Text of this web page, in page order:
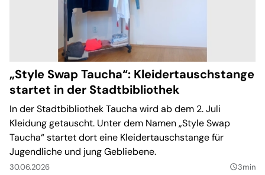
„Style Swap Taucha“: Kleidertauschstange
startet in der Stadtbibliothek
In der Stadtbibliothek Taucha wird ab dem 2. Juli
Kleidung getauscht. Unter dem Namen „Style Swap
Taucha“ startet dort eine Kleidertauschstange für
Jugendliche und jung Gebliebene.
30.06.2026 query_builder3min